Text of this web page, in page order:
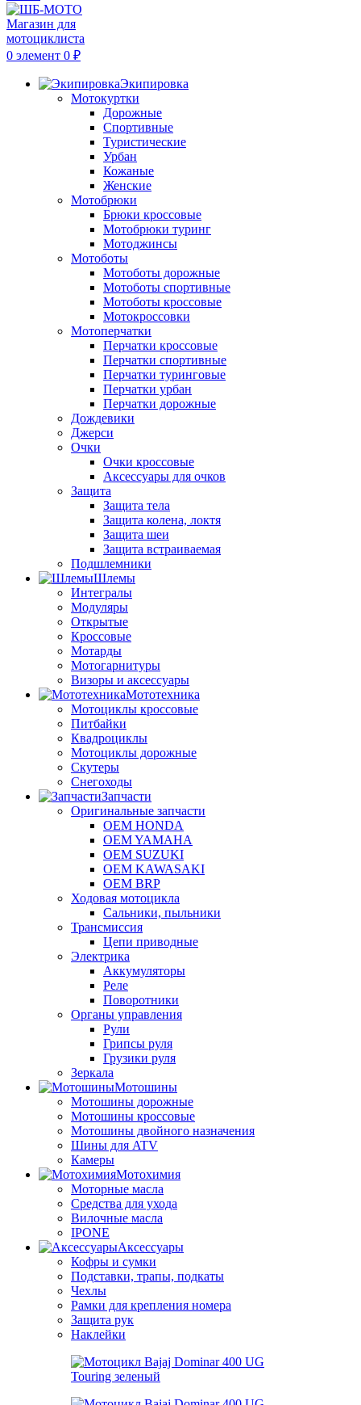
0 элемент 0 ₽
Экипировка
Мотокуртки
Дорожные
Спортивные
Туристические
Урбан
Кожаные
Женские
Мотобрюки
Брюки кроссовые
Мотобрюки туринг
Мотоджинсы
Мотоботы
Мотоботы дорожные
Мотоботы спортивные
Мотоботы кроссовые
Мотокроссовки
Мотоперчатки
Перчатки кроссовые
Перчатки спортивные
Перчатки туринговые
Перчатки урбан
Перчатки дорожные
Дождевики
Джерси
Очки
Очки кроссовые
Аксессуары для очков
Защита
Защита тела
Защита колена, локтя
Защита шеи
Защита встраиваемая
Подшлемники
Шлемы
Интегралы
Модуляры
Открытые
Кроссовые
Мотарды
Мотогарнитуры
Визоры и аксессуары
Мототехника
Мотоциклы кроссовые
Питбайки
Квадроциклы
Мотоциклы дорожные
Скутеры
Снегоходы
Запчасти
Оригинальные запчасти
OEM HONDA
OEM YAMAHA
OEM SUZUKI
OEM KAWASAKI
OEM BRP
Ходовая мотоцикла
Сальники, пыльники
Трансмиссия
Цепи приводные
Электрика
Аккумуляторы
Реле
Поворотники
Органы управления
Рули
Грипсы руля
Грузики руля
Зеркала
Мотошины
Мотошины дорожные
Мотошины кроссовые
Мотошины двойного назначения
Шины для ATV
Камеры
Мотохимия
Моторные масла
Средства для ухода
Вилочные масла
IPONE
Аксессуары
Кофры и сумки
Подставки, трапы, подкаты
Чехлы
Рамки для крепления номера
Защита рук
Наклейки